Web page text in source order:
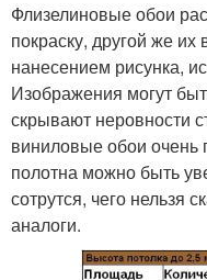
Флизелиновые обои
покраску, другой же
нанесением рисунка,
Изображения могут
скрывают неровности
виниловые обои очень
полотна можно быть
сотрутся, чего нельзя
аналоги.